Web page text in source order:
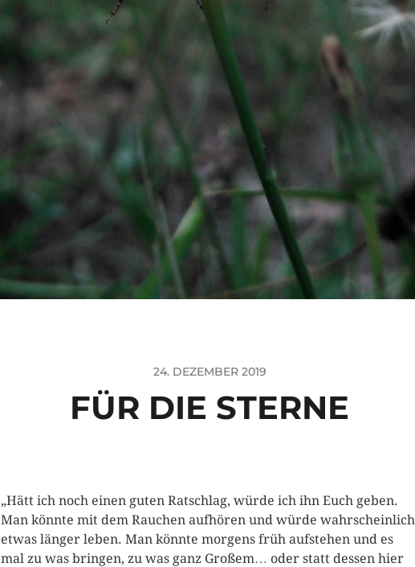
24. DEZEMBER 2019
FÜR DIE STERNE
„Hätt ich noch einen guten Ratschlag, würde ich ihn Euch geben.
Man könnte mit dem Rauchen aufhören und würde wahrscheinlich
etwas länger leben. Man könnte morgens früh aufstehen und es
mal zu was bringen, zu was ganz Großem… oder statt dessen hier